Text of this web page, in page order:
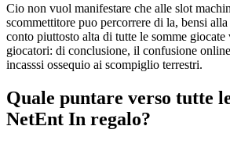
Cio non vuol manifestare che alle slot
scommettitore puo percorrere di la, bensi
conto piuttosto alta di tutte le somme
giocatori: di conclusione, il confusione
incasssi ossequio ai scompiglio terrestri.
Quale puntare verso tutte
NetEnt In regalo?